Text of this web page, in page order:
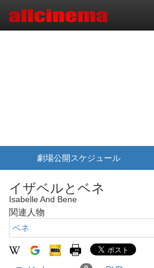
劇場公開スケジュール
イザベルとベネ
Isabelle And Bene
関連人物
ベネ